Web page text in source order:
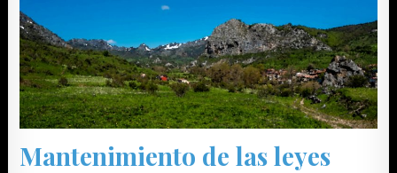
Mantenimiento de las leyes